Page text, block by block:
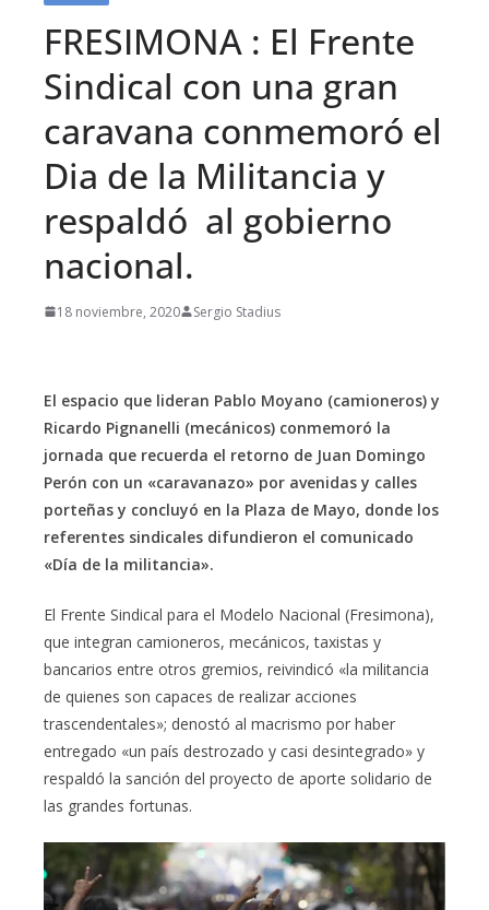
FRESIMONA : El Frente
Sindical con una gran
caravana conmemoró el
Dia de la Militancia y
respaldó al gobierno
nacional.
18 noviembre, 2020 Sergio Stadius
El espacio que lideran Pablo Moyano (camioneros) y
Ricardo Pignanelli (mecánicos) conmemoró la
jornada que recuerda el retorno de Juan Domingo
Perón con un «caravanazo» por avenidas y calles
porteñas y concluyó en la Plaza de Mayo, donde los
referentes sindicales difundieron el comunicado
«Día de la militancia».
El Frente Sindical para el Modelo Nacional (Fresimona),
que integran camioneros, mecánicos, taxistas y
bancarios entre otros gremios, reivindicó «la militancia
de quienes son capaces de realizar acciones
trascendentales»; denostó al macrismo por haber
entregado «un país destrozado y casi desintegrado» y
respaldó la sanción del proyecto de aporte solidario de
las grandes fortunas.